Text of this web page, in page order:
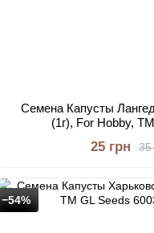
Семена Капусты
(1г), For Hobby,
35
25 грн
−54%